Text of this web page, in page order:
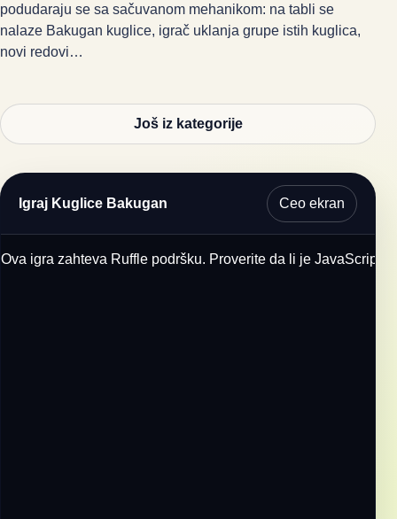
podudaraju se sa sačuvanom mehanikom: na tabli se
nalaze Bakugan kuglice, igrač uklanja grupe istih kuglica,
novi redovi…
Još iz kategorije
Igraj Kuglice Bakugan Ceo ekran
Ova igra zahteva Ruffle podršku. Proverite da li je JavaScript